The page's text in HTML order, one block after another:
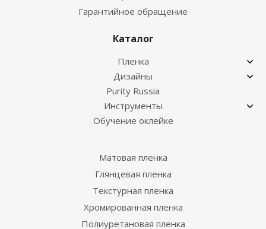
Гарантийное обращение
Каталог
Пленка
Дизайны
Purity Russia
Инструменты
Обучение оклейке
Матовая пленка
Глянцевая пленка
Текстурная пленка
Хромированная пленка
Полиуретановая пленка